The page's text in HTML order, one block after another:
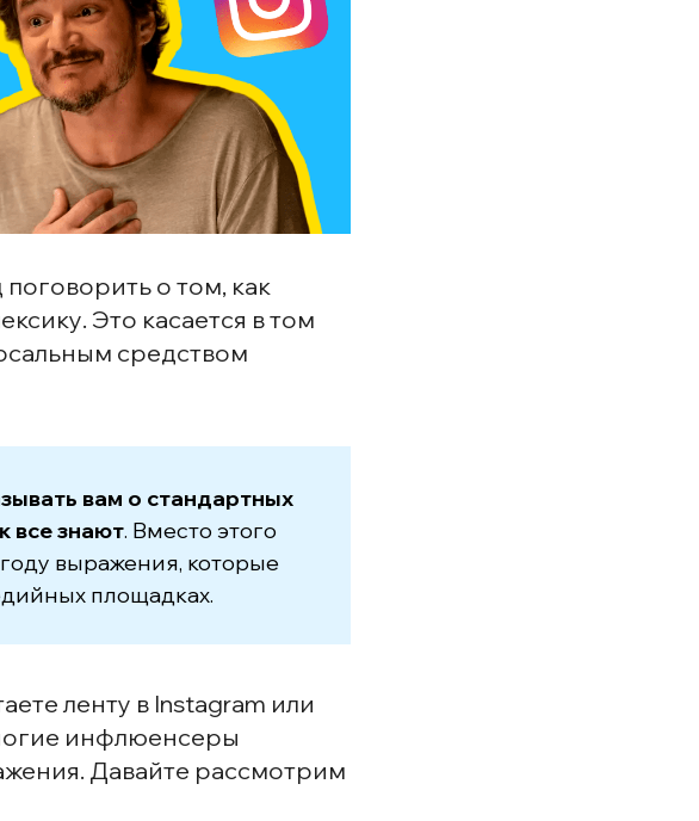
о том, как
Это касается в том
средством
вам о стандартных
все знают. Вместо этого
выражения, которые
площадках.
ленту в Instagram или
инфлюенсеры
Давайте рассмотрим